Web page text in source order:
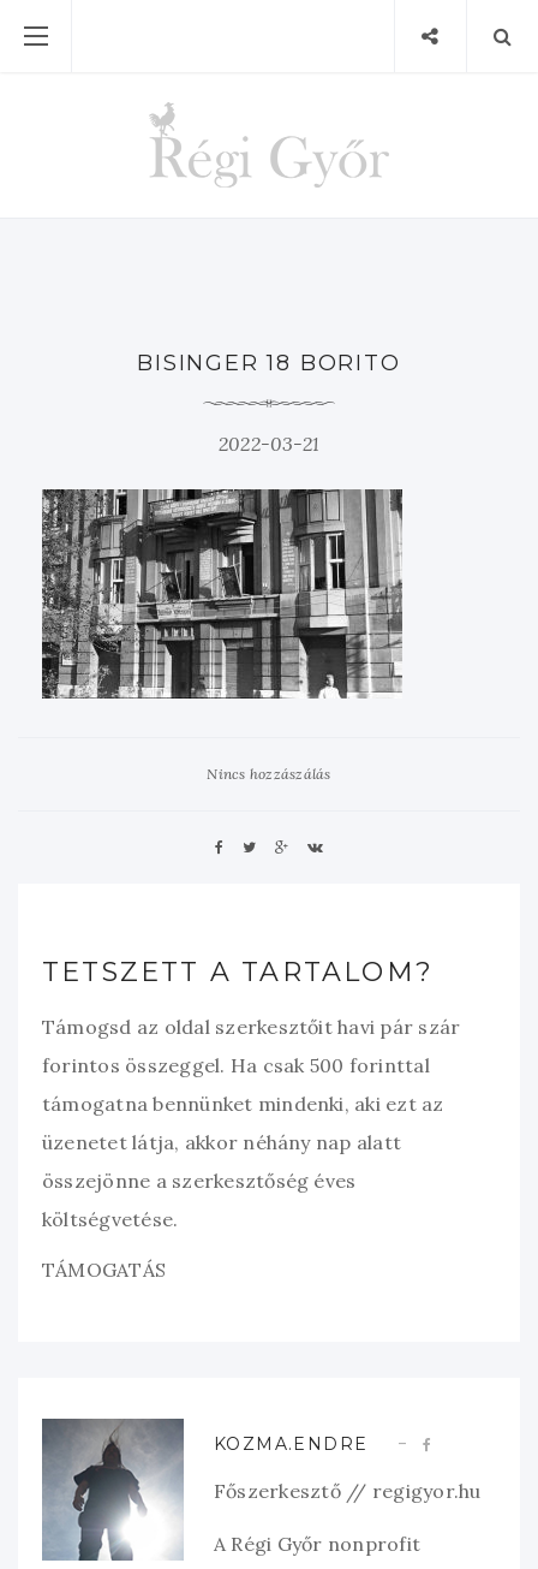
BISINGER 18 BORITO
2022-03-21
Nincs hozzászálás
TETSZETT A TARTALOM?
Támogsd az oldal szerkesztőit havi pár szár
forintos összeggel. Ha csak 500 forinttal
támogatna bennünket mindenki, aki ezt az
üzenetet látja, akkor néhány nap alatt
összejönne a szerkesztőség éves
költségvetése.
TÁMOGATÁS
KOZMA.ENDRE
Főszerkesztő // regigyor.hu
A Régi Győr nonprofit